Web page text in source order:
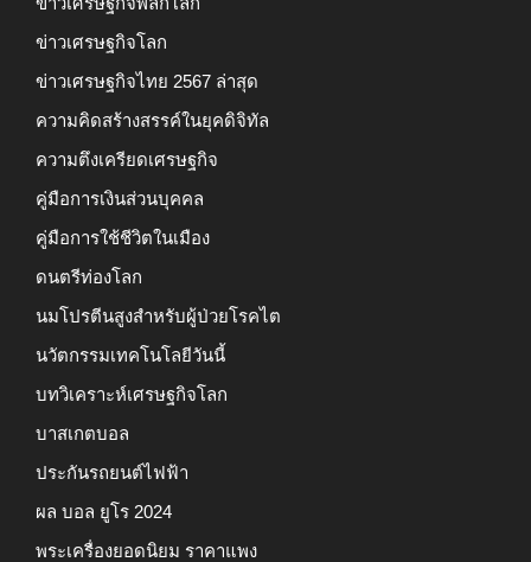
ข่าวเศรษฐกิจโลก
ข่าวเศรษฐกิจไทย 2567 ล่าสุด
ความคิดสร้างสรรค์ในยุคดิจิทัล
ความตึงเครียดเศรษฐกิจ
คู่มือการเงินส่วนบุคคล
คู่มือการใช้ชีวิตในเมือง
ดนตรีท่องโลก
นมโปรตีนสูงสำหรับผู้ป่วยโรคไต
นวัตกรรมเทคโนโลยีวันนี้
บทวิเคราะห์เศรษฐกิจโลก
บาสเกตบอล
ประกันรถยนต์ไฟฟ้า
ผล บอล ยูโร 2024
พระเครื่องยอดนิยม ราคาแพง